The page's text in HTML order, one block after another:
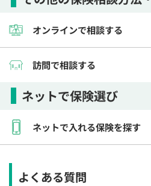
オンラインで相談する
訪問で相談する
ネットで保険選び
ネットで入れる保険を探す
よくある質問